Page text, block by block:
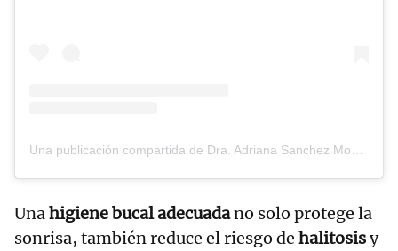
Unahigiene bucal adecuadano solo protege la
sonrisa, también reduce el riesgo de halitosisy